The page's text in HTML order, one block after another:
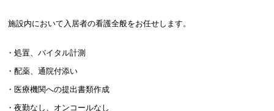
施設内において入居者の看護全般をお任せします。
・処置、バイタル計測
・配薬、通院付添い
・医療機関への提出書類作成
・夜勤なし、オンコールなし